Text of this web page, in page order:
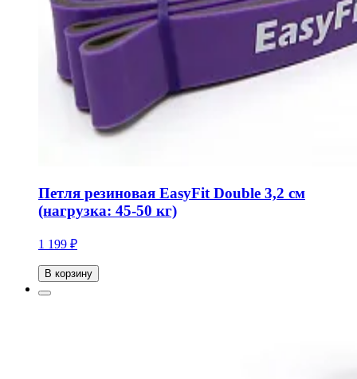
Петля резиновая EasyFit Double 3,2 см
(нагрузка: 45-50 кг)
1 199 ₽
В корзину